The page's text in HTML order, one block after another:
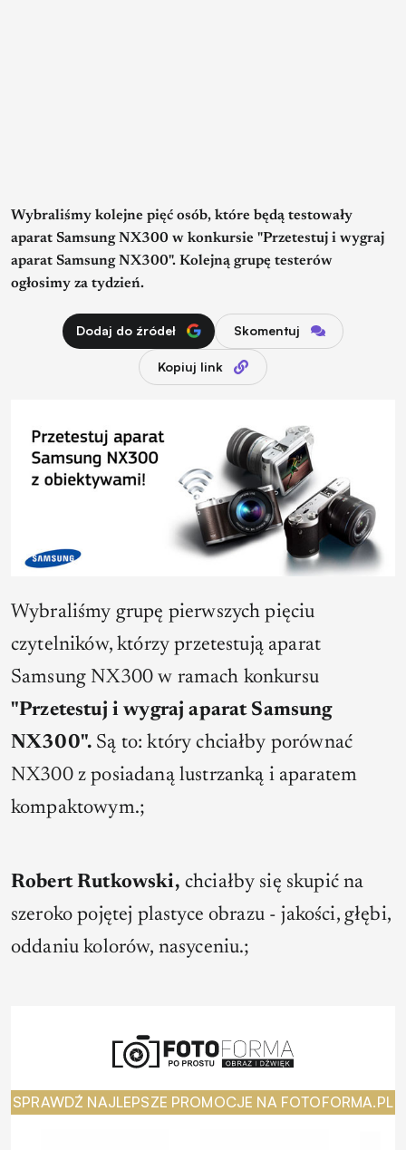
Wybraliśmy kolejne pięć osób, które będą testowały
aparat Samsung NX300 w konkursie "Przetestuj i wygraj
aparat Samsung NX300". Kolejną grupę testerów
ogłosimy za tydzień.
Dodaj do źródeł Skomentuj
Kopiuj link
Wybraliśmy grupę pierwszych pięciu
czytelników, którzy przetestują aparat
Samsung NX300 w ramach konkursu
"Przetestuj i wygraj aparat Samsung
NX300". Są to: który chciałby porównać
NX300 z posiadaną lustrzanką i aparatem
kompaktowym.;
Robert Rutkowski, chciałby się skupić na
szeroko pojętej plastyce obrazu - jakości, głębi,
oddaniu kolorów, nasyceniu.;
SPRAWDŹ NAJLEPSZE PROMOCJE NA FOTOFORMA.PL